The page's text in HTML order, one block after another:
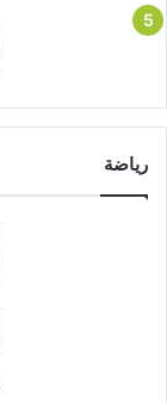
رياضة